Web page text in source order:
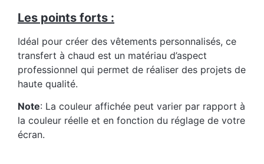
Les points forts :
Idéal pour créer des vêtements personnalisés, ce
transfert à chaud est un matériau d’aspect
professionnel qui permet de réaliser des projets de
haute qualité.
Note: La couleur affichée peut varier par rapport à
la couleur réelle et en fonction du réglage de votre
écran.